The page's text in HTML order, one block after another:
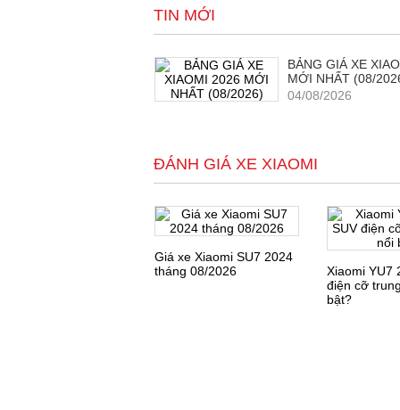
TIN MỚI
BẢNG GIÁ XE
MỚI NHẤT (08/
04/08/2026
ĐÁNH GIÁ XE XIAOMI
Giá xe Xiaomi SU7 2024
tháng 08/2026
Xiaomi YU7
điện cỡ
bật?